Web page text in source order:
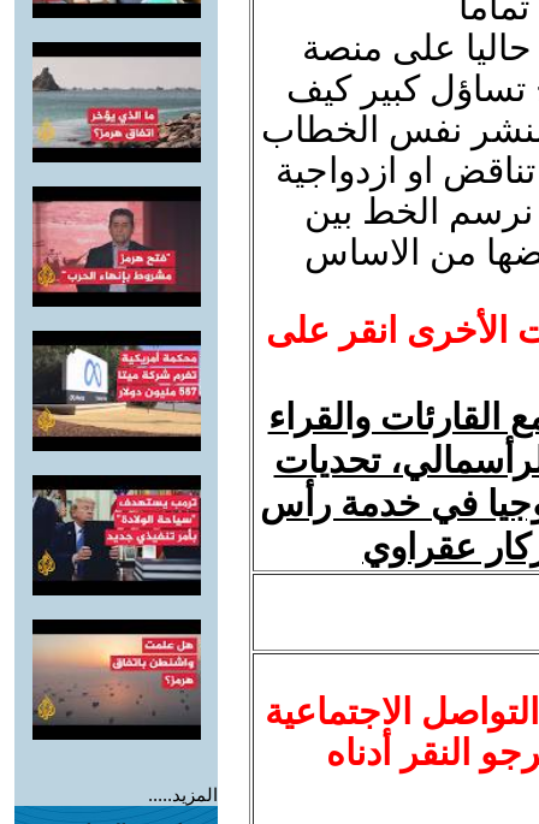
على منصة
تساؤل كبير كيف
لنشر نفس الخطاب
او ازدواجية
نرسم الخط بين
من الاساس
الأخرى انقر على
والقراء
تحديات
في خدمة رأس
عقراوي
الاجتماعية
النقر أدناه
المزيد.....